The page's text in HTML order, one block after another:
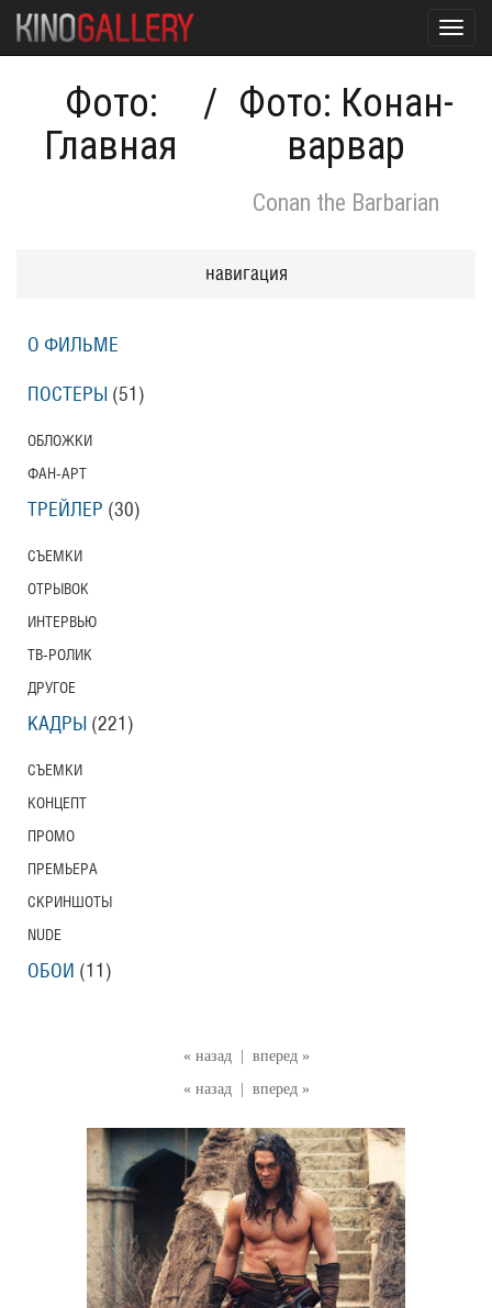
Фото:
Главная
/ Фото: Конан-
варвар
Conan the Barbarian
« назад
вперед »
« назад
вперед »
навигация
О ФИЛЬМЕ
ПОСТЕРЫ (51)
ОБЛОЖКИ
ФАН-АРТ
ТРЕЙЛЕР (30)
СЪЕМКИ
ОТРЫВОК
ИНТЕРВЬЮ
ТВ-РОЛИК
ДРУГОЕ
КАДРЫ (221)
СЪЕМКИ
КОНЦЕПТ
ПРОМО
ПРЕМЬЕРА
СКРИНШОТЫ
NUDE
ОБОИ (11)